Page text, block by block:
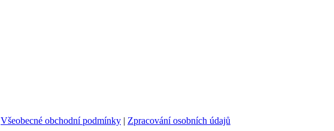
Všeobecné obchodní podmínky | Zpracování osobních údajů